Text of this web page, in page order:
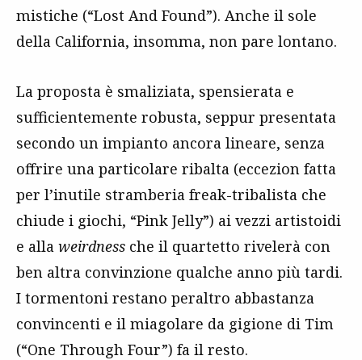
mistiche (“Lost And Found”). Anche il sole
della California, insomma, non pare lontano.
La proposta è smaliziata, spensierata e
sufficientemente robusta, seppur presentata
secondo un impianto ancora lineare, senza
offrire una particolare ribalta (eccezion fatta
per l’inutile stramberia freak-tribalista che
chiude i giochi, “Pink Jelly”) ai vezzi artistoidi
e alla weirdness che il quartetto rivelerà con
ben altra convinzione qualche anno più tardi.
I tormentoni restano peraltro abbastanza
convincenti e il miagolare da gigione di Tim
(“One Through Four”) fa il resto.